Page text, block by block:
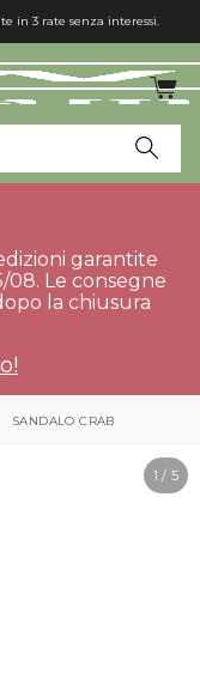
in 3 rate senza interessi.
garantite
Le consegne
la chiusura
SANDALO CRAB
1 / 5